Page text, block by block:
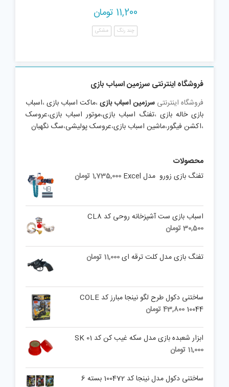
11,200 تومان
چند رنگ مشکی
فروشگاه اینترنتی سرزمین اسباب بازی
فروشگاه اینترنتی سرزمین اسباب بازی،ماکت اسباب بازی،اسباب
بازی خاله بازی ،تفنگ اسباب بازی،موتور اسباب بازی،عروسک
،اکشن فیگور،ماشین اسباب بازی،عروسک پولیشی،سگ نگهبان
محصولات
تفنگ بازی زورو مدل Excel 1,735,000 تومان
اسباب بازی ست آشپزخانه روحی کد CL8
30,500تومان
تفنگ بازی مدل کلت ترقه ای11,000 تومان
ساختنی دکول طرح لگو نینجا مبارز کد COLE
10044
43,800تومان
ابزار شعبده بازی مدل سکه غیب کن کد SK 01
11,000 تومان
ساختنی دکول مدل نینجا کد 100472 بسته 6